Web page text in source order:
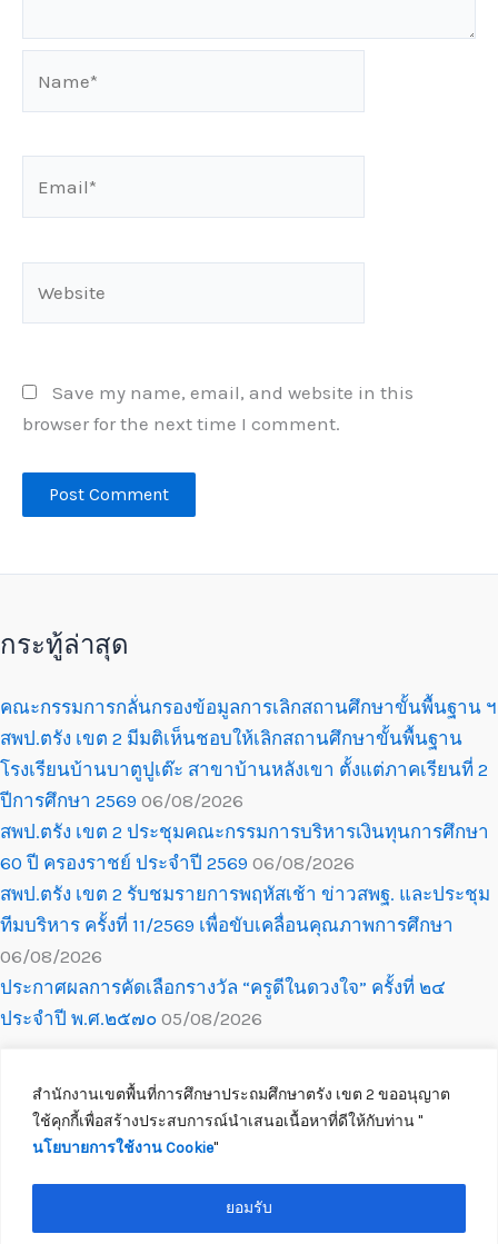
สำนักงานเขตพื้นที่การศึกษาประถมศึกษาตรัง เขต 2 ขออนุญาต
ใช้คุกกี้เพื่อสร้างประสบการณ์นำเสนอเนื้อหาที่ดีให้กับท่าน ''
นโยบายการใช้งาน Cookie''
ยอมรับ
Save my name, email, and website in this
browser for the next time I comment.
กระทู้ล่าสุด
คณะกรรมการกลั่นกรองข้อมูลการเลิกสถานศึกษาขั้นพื้นฐาน ฯ
สพป.ตรัง เขต 2 มีมติเห็นชอบให้เลิกสถานศึกษาขั้นพื้นฐาน
โรงเรียนบ้านบาตูปูเต๊ะ สาขาบ้านหลังเขา ตั้งแต่ภาคเรียนที่ 2
ปีการศึกษา 2569 06/08/2026
สพป.ตรัง เขต 2 ประชุมคณะกรรมการบริหารเงินทุนการศึกษา
60 ปี ครองราชย์ ประจำปี 2569 06/08/2026
สพป.ตรัง เขต 2 รับชมรายการพฤหัสเช้า ข่าวสพฐ. และประชุม
ทีมบริหาร ครั้งที่ 11/2569 เพื่อขับเคลื่อนคุณภาพการศึกษา
06/08/2026
ประกาศผลการคัดเลือกรางวัล “ครูดีในดวงใจ” ครั้งที่ ๒๔
ประจำปี พ.ศ.๒๕๗๐ 05/08/2026
Copyright © 2026 สำนักงานเขตพื้นที่การศึกษาประถมศึกษาตรัง เขต 2